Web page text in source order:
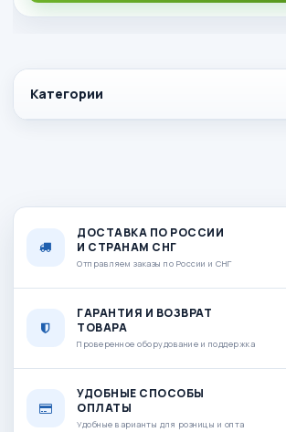
Категории
ДОСТАВКА ПО РОССИИ
И СТРАНАМ СНГ
Отправляем заказы по России и СНГ
ГАРАНТИЯ И ВОЗВРАТ
ТОВАРА
Проверенное оборудование и поддержка
УДОБНЫЕ СПОСОБЫ
ОПЛАТЫ
Удобные варианты для розницы и опта